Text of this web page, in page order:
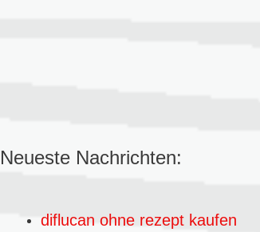
Neueste Nachrichten:
diflucan ohne rezept kaufen